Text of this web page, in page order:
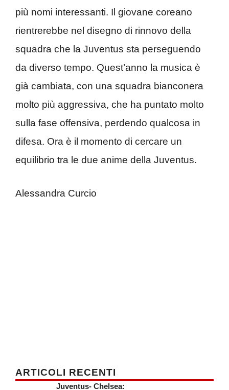
più nomi interessanti. Il giovane coreano
rientrerebbe nel disegno di rinnovo della
squadra che la Juventus sta perseguendo
da diverso tempo. Quest’anno la musica è
già cambiata, con una squadra bianconera
molto più aggressiva, che ha puntato molto
sulla fase offensiva, perdendo qualcosa in
difesa. Ora è il momento di cercare un
equilibrio tra le due anime della Juventus.
Alessandra Curcio
ARTICOLI RECENTI
Juventus- Chelsea: